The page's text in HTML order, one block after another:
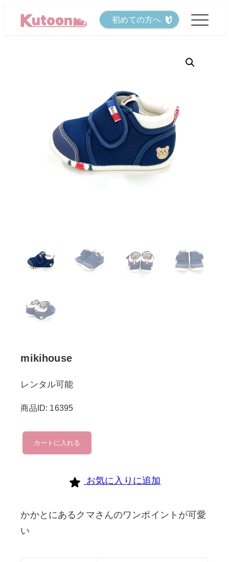
初めての方へ
mikihouse
レンタル可能
商品ID: 16395
mikihouse
個
カートに入れる
お気に入りに追加
かかとにあるクマさんのワンポイントが可愛
い